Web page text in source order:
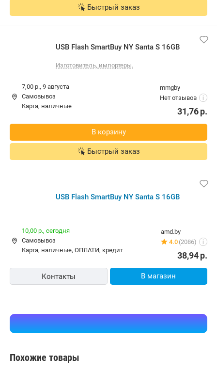
Быстрый заказ
USB Flash SmartBuy NY Santa S 16GB
Изготовитель, импортеры.
mmgby
Нет отзывов
i
7,00 р., 9 августа
Самовывоз
карта, наличные
31,76р.
В корзину
Быстрый заказ
USB Flash SmartBuy NY Santa S 16GB
amd.by
4.0 (2086) i
10,00 р., сегодня
Самовывоз
карта, наличные, ОПЛАТИ, кредит
38,94р.
Контакты В магазин
Похожие товары